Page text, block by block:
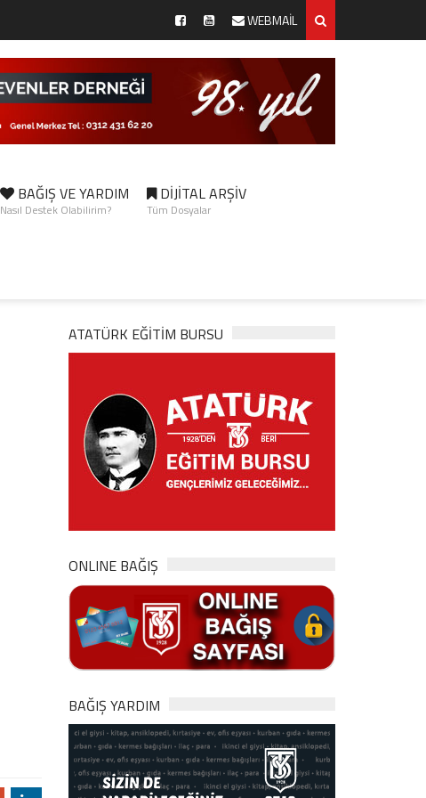
WEBMAİL
BAĞIŞ VE YARDIM
Nasıl Destek Olabilirim?
DİJİTAL ARŞİV
Tüm Dosyalar
ATATÜRK EĞITIM BURSU
ONLINE BAĞIŞ
BAĞIŞ YARDIM